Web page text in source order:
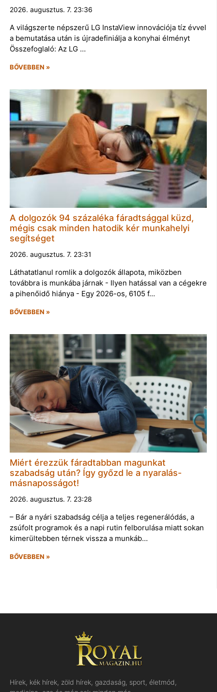
2026. augusztus. 7. 23:36
A világszerte népszerű LG InstaView innovációja tíz évvel
a bemutatása után is újradefiniálja a konyhai élményt
Összefoglaló: Az LG …
BŐVEBBEN »
A dolgozók 94 százaléka fáradtsággal küzd,
mégis csak minden hatodik kér munkahelyi
segítséget
2026. augusztus. 7. 23:31
Láthatatlanul romlik a dolgozók állapota, miközben
továbbra is munkába járnak - Ilyen hatással van a cégekre
a pihenőidő hiánya - Egy 2026-os, 6105 f…
BŐVEBBEN »
Miért érezzük fáradtabban magunkat
szabadság után? Így győzd le a nyaralás-
másnaposságot!
2026. augusztus. 7. 23:28
– Bár a nyári szabadság célja a teljes regenerálódás, a
zsúfolt programok és a napi rutin felborulása miatt sokan
kimerültebben térnek vissza a munkáb…
BŐVEBBEN »
Hírek, kék hírek, zöld hírek, gazdaság, sport, életmód,